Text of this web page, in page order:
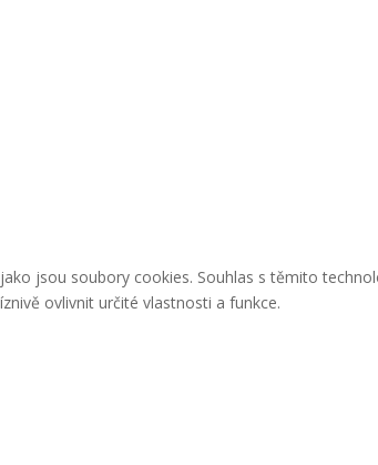
jsou soubory cookies. Souhlas s těmito
ovlivnit určité vlastnosti a funkce.